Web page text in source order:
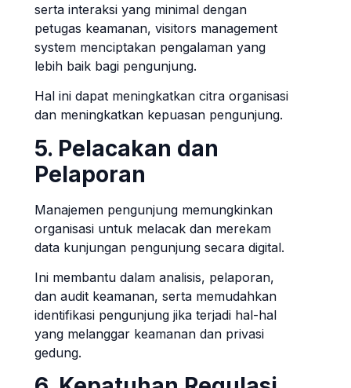
serta interaksi yang minimal dengan
petugas keamanan, visitors management
system menciptakan pengalaman yang
lebih baik bagi pengunjung.
Hal ini dapat meningkatkan citra organisasi
dan meningkatkan kepuasan pengunjung.
5. Pelacakan dan
Pelaporan
Manajemen pengunjung memungkinkan
organisasi untuk melacak dan merekam
data kunjungan pengunjung secara digital.
Ini membantu dalam analisis, pelaporan,
dan audit keamanan, serta memudahkan
identifikasi pengunjung jika terjadi hal-hal
yang melanggar keamanan dan privasi
gedung.